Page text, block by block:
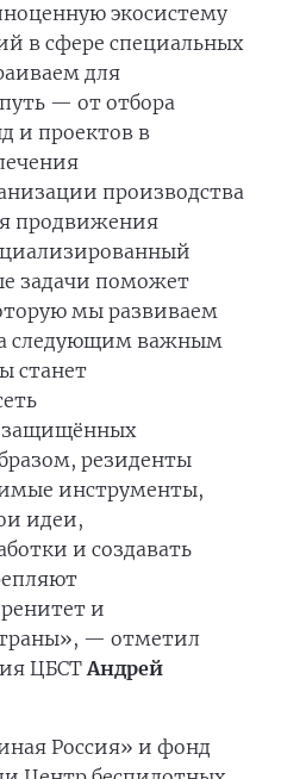
экосистему
в сфере специальных
для
— от отбора
и проектов в
производства
продвижения
задачи поможет
мы развиваем
а следующим важным
станет
защищённых
резиденты
инструменты,
идеи,
и создавать
и
— отметил
ЦБСТАндрей
Россия» и фонд